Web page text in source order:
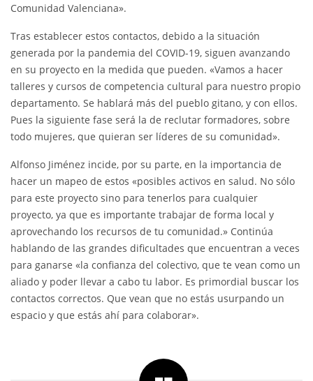
Comunidad Valenciana».
Tras establecer estos contactos, debido a la situación
generada por la pandemia del COVID-19, siguen avanzando
en su proyecto en la medida que pueden. «Vamos a hacer
talleres y cursos de competencia cultural para nuestro propio
departamento. Se hablará más del pueblo gitano, y con ellos.
Pues la siguiente fase será la de reclutar formadores, sobre
todo mujeres, que quieran ser líderes de su comunidad».
Alfonso Jiménez incide, por su parte, en la importancia de
hacer un mapeo de estos «posibles activos en salud. No sólo
para este proyecto sino para tenerlos para cualquier
proyecto, ya que es importante trabajar de forma local y
aprovechando los recursos de tu comunidad.» Continúa
hablando de las grandes dificultades que encuentran a veces
para ganarse «la confianza del colectivo, que te vean como un
aliado y poder llevar a cabo tu labor. Es primordial buscar los
contactos correctos. Que vean que no estás usurpando un
espacio y que estás ahí para colaborar».